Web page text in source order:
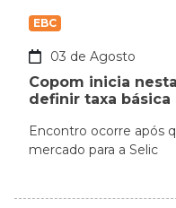
EBC
03 de Agosto
Copom inicia
definir taxa básica
Encontro ocorre após
mercado para a Selic